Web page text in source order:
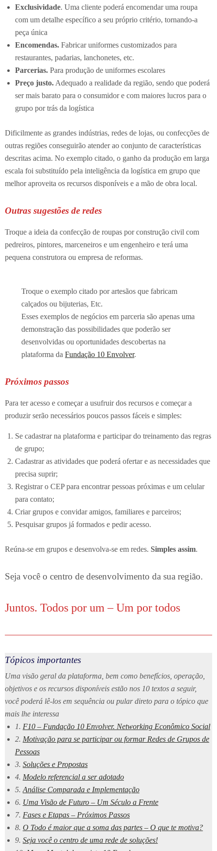
Exclusividade. Uma cliente poderá encomendar uma roupa
com um detalhe específico a seu próprio critério, tornando-a
peça única
Encomendas.Fabricar uniformes customizados para
restaurantes, padarias, lanchonetes, etc.
Parcerias.Para produção de uniformes escolares
Preço justo.Adequado a realidade da região, sendo que poderá
ser mais barato para o consumidor e com maiores lucros para o
grupo por trás da logística
Dificilmente as grandes indústrias, redes de lojas, ou confecções de
outras regiões conseguirão atender ao conjunto de características
descritas acima. No exemplo citado, o ganho da produção em larga
escala foi substituído pela inteligência da logística em grupo que
melhor aproveita os recursos disponíveis e a mão de obra local.
Outras sugestões de redes
Troque a ideia da confecção de roupas por construção civil com
pedreiros, pintores, marceneiros e um engenheiro e terá uma
pequena construtora ou empresa de reformas.
Troque o exemplo citado por artesãos que fabricam
calçados ou bijuterias, Etc.
Esses exemplos de negócios em parceria são apenas uma
demonstração das possibilidades que poderão ser
desenvolvidas ou oportunidades descobertas na
plataforma daFundação 10 Envolver.
Próximos passos
Para ter acesso e começar a usufruir dos recursos e começar a
produzir serão necessários poucos passos fáceis e simples:
Se cadastrar na plataforma e participar do treinamento das regras
de grupo;
Cadastrar as atividades que poderá ofertar e as necessidades que
precisa suprir;
Registrar o CEP para encontrar pessoas próximas e um celular
para contato;
Criar grupos e convidar amigos, familiares e parceiros;
Pesquisar grupos já formados e pedir acesso.
Reúna-se em grupos e desenvolva-se em redes. Simples assim.
Seja você o centro de desenvolvimento da sua região.
Juntos. Todos por um – Um por todos
Tópicos importantes
Uma visão geral da plataforma, bem como benefícios, operação,
objetivos e os recursos disponíveis estão nos 10 textos a seguir,
você poderá lê-los em sequência ou pular direto para o tópico que
mais lhe interessa
1. F10 – Fundação 10 Envolver. Networking Econômico Social
2. Motivação para se participar ou formar Redes de Grupos de
Pessoas
3. Soluções e Propostas
4. Modelo referencial a ser adotado
5. Análise Comparada e Implementação
6. Uma Visão de Futuro – Um Século a Frente
7. Fases e Etapas – Próximos Passos
8. O Todo é maior que a soma das partes – O que te motiva?
9. Seja você o centro de uma rede de soluções!